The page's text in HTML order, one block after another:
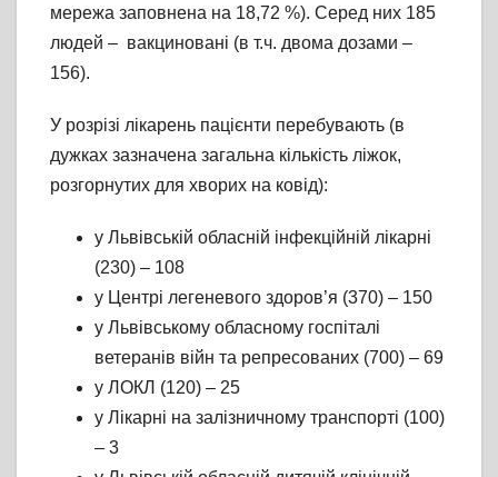
мережа заповнена на 18,72 %). Серед них 185
людей – вакциновані (в т.ч. двома дозами –
156).
У розрізі лікарень пацієнти перебувають (в
дужках зазначена загальна кількість ліжок,
розгорнутих для хворих на ковід):
у Львівській обласній інфекційній лікарні
(230) – 108
у Центрі легеневого здоров’я (370) – 150
у Львівському обласному госпіталі
ветеранів війн та репресованих (700) – 69
у ЛОКЛ (120) – 25
у Лікарні на залізничному транспорті (100)
– 3